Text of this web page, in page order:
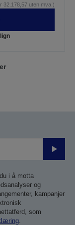
32.178,57 uten mva.)
Send
i å motta
og
kampanjer
som